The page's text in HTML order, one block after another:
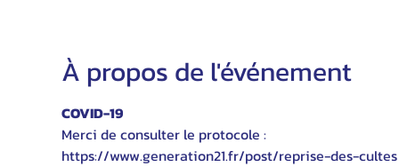
À propos de l'événement
COVID-19
Merci de consulter le protocole :
https://www.generation21.fr/post/reprise-des-cultes